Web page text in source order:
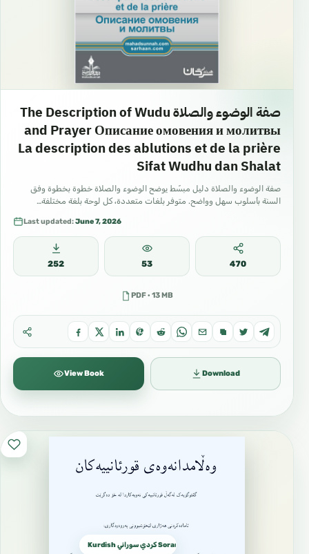
صفة الوضوء والصلاة The Description of Wudu
and Prayer Описание омовения и молитвы
La description des ablutions et de la prière
Sifat Wudhu dan Shalat
صفة الوضوء والصلاة دليل مبسّط يوضح الوضوء والصلاة خطوة بخطوة وفق
السنة بأسلوب سهل وواضح. متوفر بلغات متعددة، كل لوحة بلغة مختلفة…
Last updated:June 7, 2026
252 53 470
PDF · 13 MB
View Book Download
Kurdish كردي سوراني Sorani dialect